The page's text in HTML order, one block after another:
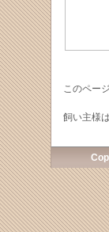
このペー
飼い主様